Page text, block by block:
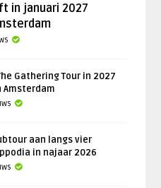
in januari 2027
Gathering Tour in 2027
Amsterdam
aan langs vier
in najaar 2026